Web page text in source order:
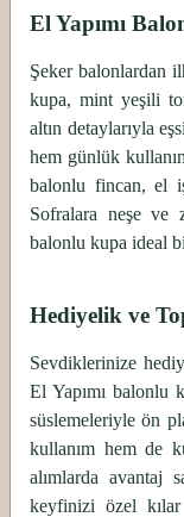
El Yapımı
Şeker balonlardan
kupa, mint yeşili
altın detaylarıyla
hem günlük
balonlu fincan, el
Sofralara neşe ve
balonlu kupa ideal
Hediyelik ve
Sevdiklerinize
El Yapımı balonlu
süslemeleriyle ön
kullanım hem de
alımlarda avantaj
keyfinizi özel